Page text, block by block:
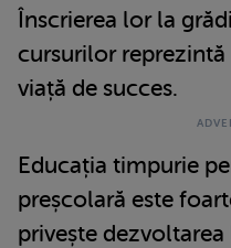
Înscrierea lor la
cursurilor
viață de succes.
Educația timpurie
preșcolară este
privește